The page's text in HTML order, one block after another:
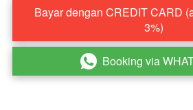
Bayar dengan CREDIT CARD
3%)
` Booking via